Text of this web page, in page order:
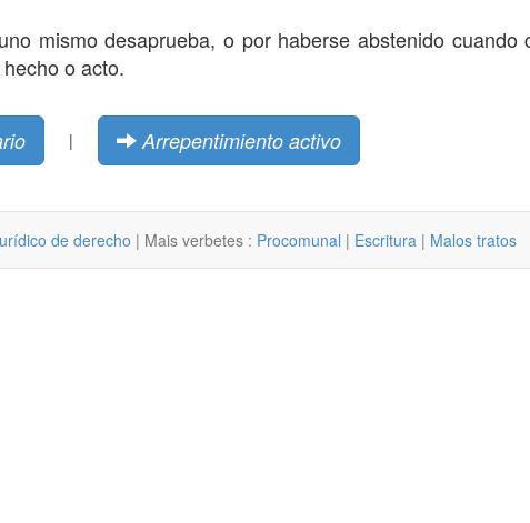
mismo desaprueba, o por haberse abstenido cuando
o acto.
| Arrepentimiento activo
de derecho | Mais verbetes : Procomunal | Escritura | Malos tratos